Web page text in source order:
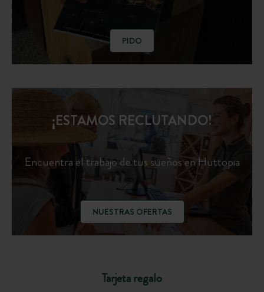
PIDO
Tarjeta regalo
¡ESTAMOS RECLUTANDO!
Encuentra el trabajo de tus sueños en Huttopia
NUESTRAS OFERTAS